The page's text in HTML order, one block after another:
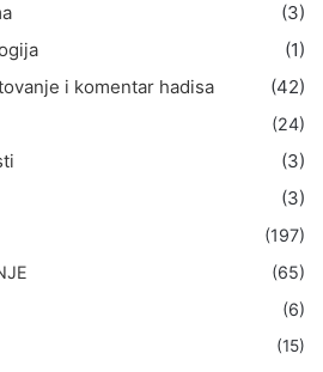
(3)
(1)
i komentar hadisa
(42)
(24)
(3)
(3)
(197)
(65)
(6)
(15)